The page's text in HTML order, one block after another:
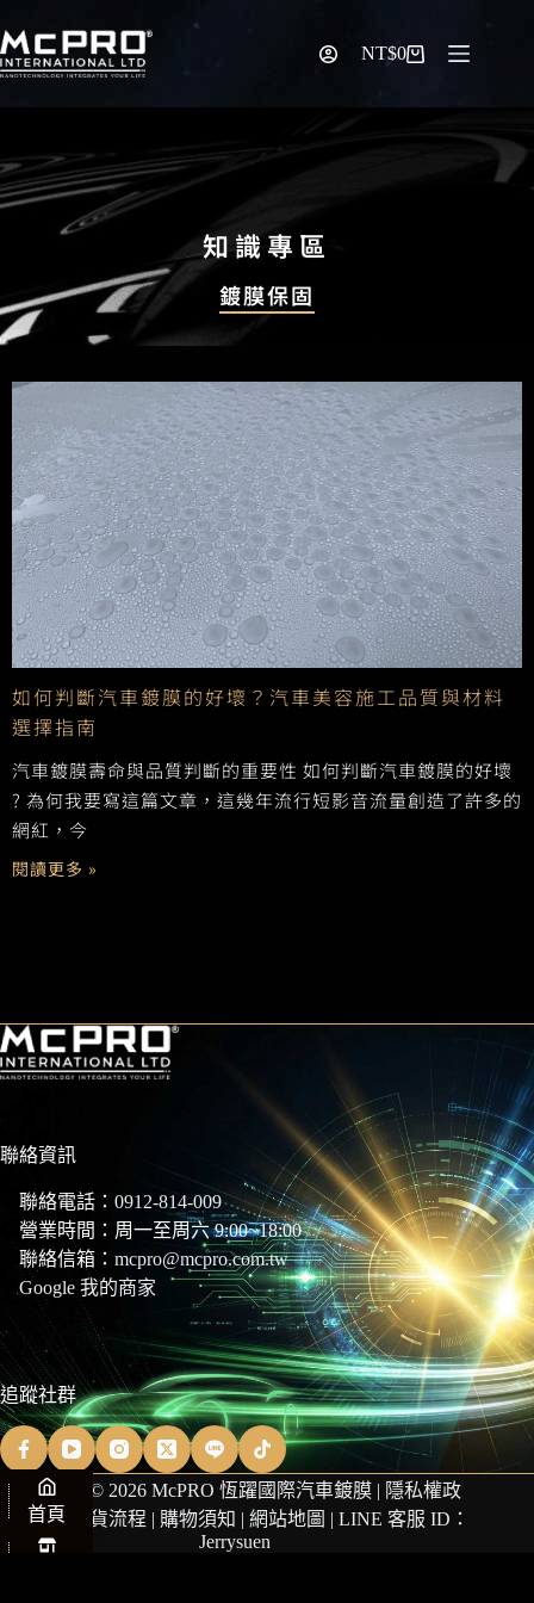
NT$0
知識專區
鍍膜保固
如何判斷汽車鍍膜的好壞？汽車美容施工品質與材料
選擇指南
汽車鍍膜壽命與品質判斷的重要性 如何判斷汽車鍍膜的好壞
? 為何我要寫這篇文章，這幾年流行短影音流量創造了許多的
網紅，今
閱讀更多 »
聯絡資訊
聯絡電話： 0912-814-009
營業時間：周一至周六 9:00~18:00
聯絡信箱： mcpro@mcpro.com.tw
Google 我的商家
追蹤社群
Copyright © 2026 McPRO 恆躍國際汽車鍍膜 | 隱私權政
策
|商品退貨流程 | 購物須知 |網站地圖 | LINE 客服 ID：
Jerrysuen
首頁